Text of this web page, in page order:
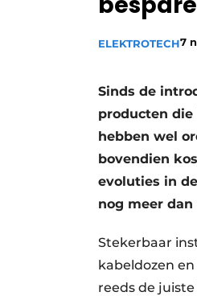
ELEKTROTECH7
Sinds de
producten
hebben wel
bovendien
evoluties in
nog meer
Stekerbaar
kabeldozen
reeds de